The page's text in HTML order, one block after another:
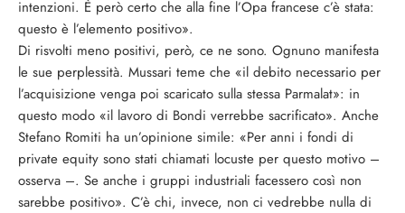
intenzioni. È però certo che alla fine l’Opa francese c’è stata:
questo è l’elemento positivo».
Di risvolti meno positivi, però, ce ne sono. Ognuno manifesta
le sue perplessità. Mussari teme che «il debito necessario per
l’acquisizione venga poi scaricato sulla stessa Parmalat»: in
questo modo «il lavoro di Bondi verrebbe sacrificato». Anche
Stefano Romiti ha un’opinione simile: «Per anni i fondi di
private equity sono stati chiamati locuste per questo motivo –
osserva –. Se anche i gruppi industriali facessero così non
sarebbe positivo». C’è chi, invece, non ci vedrebbe nulla di